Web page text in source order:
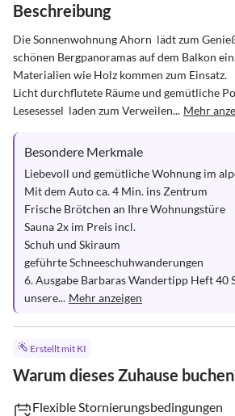
Beschreibung
Die Sonnenwohnung Ahorn  lädt zum
schönen Bergpanoramas auf dem Balkon
Materialien wie Holz kommen zum Einsatz.
Licht durchflutete Räume und gemütliche
Lesesessel  laden zum Verweilen... Mehr
Besondere Merkmale
Liebevoll und gemütliche Wohnung im
Mit dem Auto ca. 4 Min. ins Zentrum
Frische Brötchen an Ihre Wohnungstüre
Sauna 2x im Preis incl.
Schuh und Skiraum
geführte Schneeschuhwanderungen
6. Ausgabe Barbaras Wandertipp Heft 40
unsere... Mehr anzeigen
Erstellt mit KI
Warum dieses Zuhause
Flexible Stornierungsbedingungen